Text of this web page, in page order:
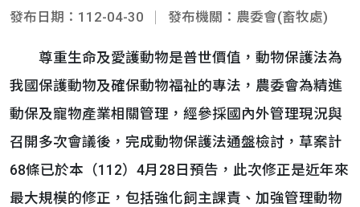
發布日期：112-04-30 發布機關：農委會(畜牧處)
尊重生命及愛護動物是普世價值，動物保護法為
我國保護動物及確保動物福祉的專法，農委會為精進
動保及寵物產業相關管理，經參採國內外管理現況與
召開多次會議後，完成動物保護法通盤檢討，草案計
68條已於本（112）4月28日預告，此次修正是近年來
最大規模的修正，包括強化飼主課責、加強管理動物